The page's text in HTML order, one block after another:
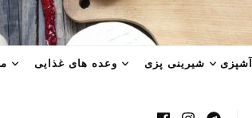
آشپزی شیرینی پزی وعده های غذایی